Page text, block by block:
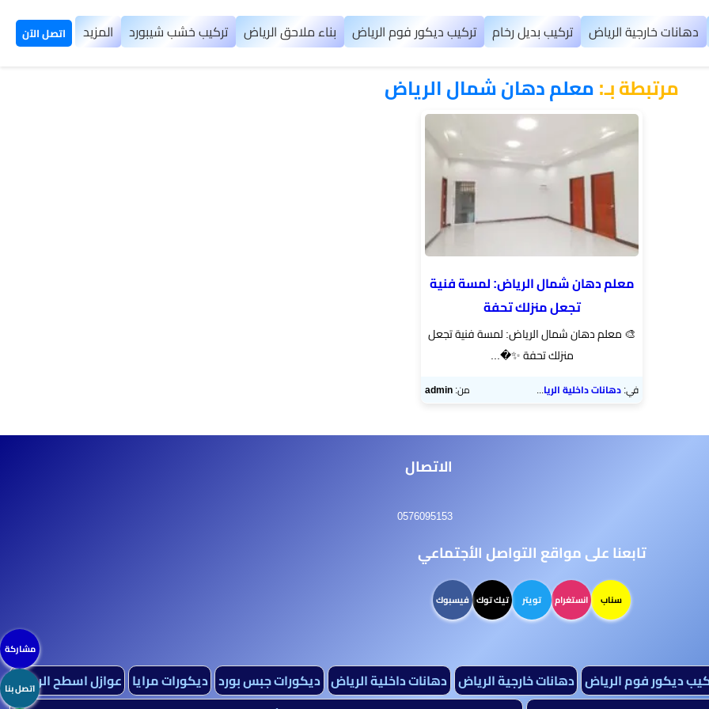
دهانات خارجية الرياض تركيب بديل رخام تركيب ديكور فوم الرياض بناء ملاحق الرياض تركيب خشب شيبورد المزيد اتصل الآن
مرتبطة بـ:معلم دهان شمال الرياض
معلم دهان شمال الرياض: لمسة فنية
تجعل منزلك تحفة
🎨 معلم دهان شمال الرياض: لمسة فنية تجعل
منزلك تحفة ✨​�...
في:دهانات داخلية الرياض من:admin
الاتصال
0576095153
تابعنا على مواقع التواصل الأجتماعي
سناب انستغرام تويتر تيك توك فيسبوك
ديكور فوم الرياض دهانات خارجية الرياض دهانات داخلية الرياض ديكورات جبس بورد ديكورات مرايا عوازل اسطح الرياض
مشاركة
اتصل بنا